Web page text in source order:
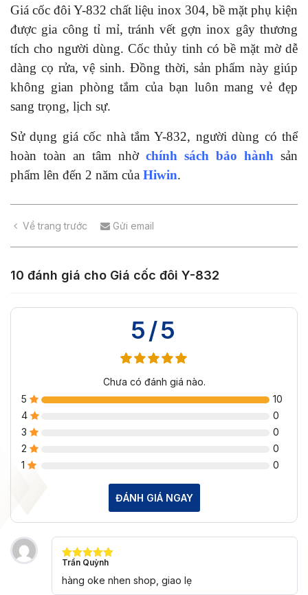
Giá cốc đôi Y-832 chất liệu inox 304, bề mặt phụ kiện
được gia công tỉ mỉ, tránh vết gợn inox gây thương
tích cho người dùng. Cốc thủy tinh có bề mặt mờ dễ
dàng cọ rửa, vệ sinh. Đồng thời, sản phẩm này giúp
không gian phòng tắm của bạn luôn mang vẻ đẹp
sang trọng, lịch sự.
Sử dụng giá cốc nhà tắm Y-832, người dùng có thể
hoàn toàn an tâm nhờ chính sách bảo hành sản
phẩm lên đến 2 năm của Hiwin.
Về trang trước Gửi email
10 đánh giá cho Giá cốc đôi Y-832
5/5
Chưa có đánh giá nào.
5
10
4
0
3
0
2
0
1
0
ĐÁNH GIÁ NGAY
Được xếp
hạng
5
sao
Trần Quỳnh
hàng oke nhen shop, giao lẹ